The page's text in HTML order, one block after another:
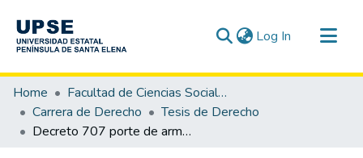
Log In (current)
Communities & Collections
All of DSpace
Statistics
Home
Facultad de Ciencias Sociales y de la Salud
Carrera de Derecho
Tesis de Derecho
Decreto 707 porte de armas de uso civil en el espacio público y su impacto en la seguridad ciudadana, provincia de Santa Elena – 2024